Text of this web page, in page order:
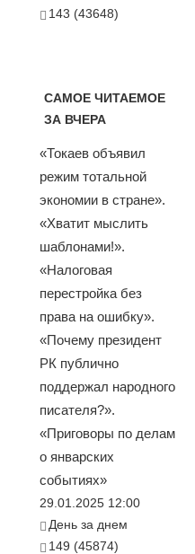
143 (43648)
САМОЕ ЧИТАЕМОЕ
ЗА ВЧЕРА
«Токаев объявил
режим тотальной
экономии в стране».
«Хватит мыслить
шаблонами!».
«Налоговая
перестройка без
права на ошибку».
«Почему президент
РК публично
поддержал народного
писателя?».
«Приговоры по делам
о январских
событиях»
29.01.2025 12:00
День за днем
149 (45874)